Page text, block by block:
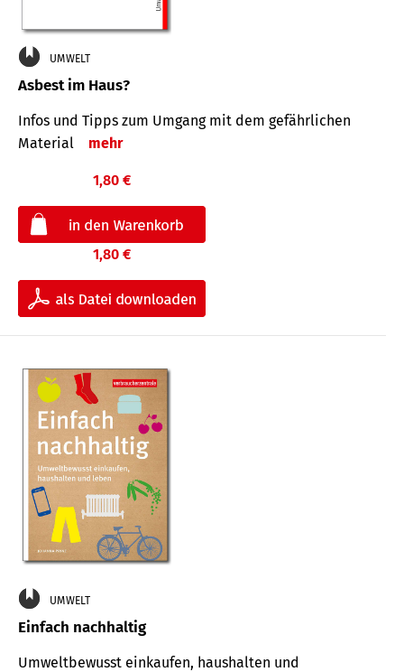
UMWELT
Asbest im Haus?
Infos und Tipps zum Um­gang mit dem ge­fähr­lichen
Mate­rial
mehr
1,80 €
1,80 €
UMWELT
Einfach nachhaltig
Umweltbewusst einkaufen, haushalten und